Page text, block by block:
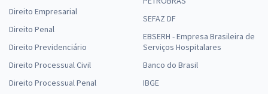
Direito Empresarial
Direito Penal
Direito Previdenciário
Direito Processual Civil
Direito Processual Penal
SEFAZ DF
EBSERH - Empresa Brasileira de
Serviços Hospitalares
Banco do Brasil
IBGE